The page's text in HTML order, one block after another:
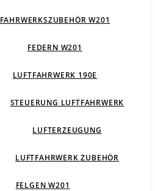
FAHRWERKSZUBEHÖR W201
FEDERN W201
LUFTFAHRWERK 190E
STEUERUNG LUFTFAHRWERK
LUFTERZEUGUNG
LUFTFAHRWERK ZUBEHÖR
FELGEN W201